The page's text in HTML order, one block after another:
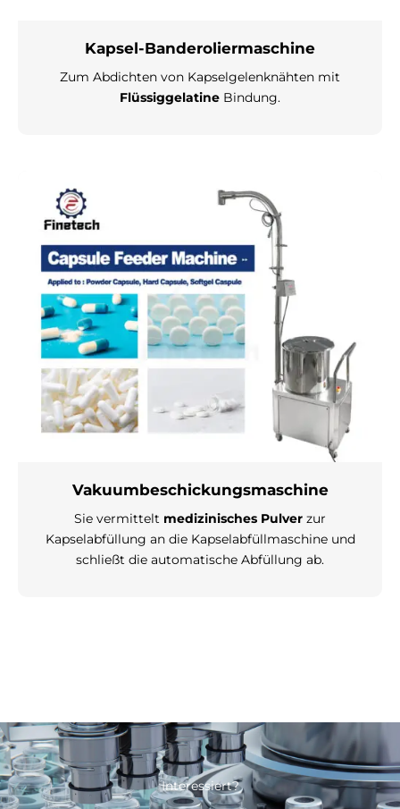
Kapsel-Banderoliermaschine
Zum Abdichten von Kapselgelenknähten mit
Flüssiggelatine Bindung.
Vakuumbeschickungsmaschine
Sie vermittelt medizinisches Pulver zur
Kapselabfüllung an die Kapselabfüllmaschine und
schließt die automatische Abfüllung ab.
Interessiert?